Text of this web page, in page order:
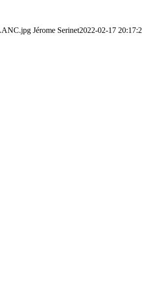
Jérome Serinet2022-02-17